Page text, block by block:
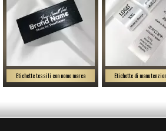
Etichette tessili con nome marca Etichette di